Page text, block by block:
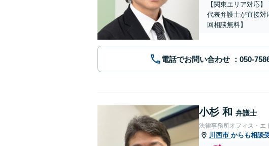
【関東エリア対応
代表弁護士が直接対
回相談無料】
電話でお問い合わせ
小杉 和 弁護士
法律事務所オフィス・エ
川西市 からも相談